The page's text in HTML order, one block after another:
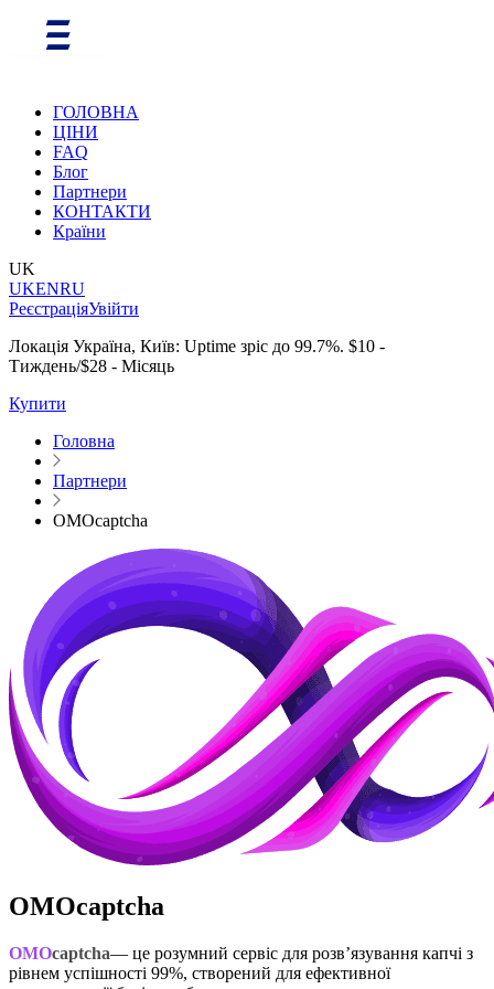
ГОЛОВНА
ЦІНИ
FAQ
Блог
Партнери
КОНТАКТИ
Країни
UK
UKENRU
РеєстраціяУвійти
Локація Україна, Київ: Uptime зріс до 99.7%. $10 -
Тиждень/$28 - Місяць
Купити
Головна
Партнери
OMOcaptcha
OMOcaptcha
OMOcaptcha— це розумний сервіс для розв’язування капчі з
рівнем успішності 99%, створений для ефективної